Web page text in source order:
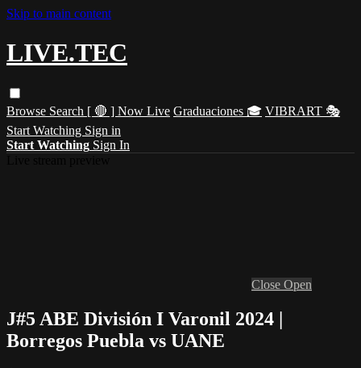
Skip to main content
LIVE.TEC
Browse Search [ 🔴 ] Now Live Graduaciones 🎓 VIBRART 🎭
Start Watching Sign in
Start Watching Sign In
Close Open
J#5 ABE División I Varonil 2024 |
Borregos Puebla vs UANE